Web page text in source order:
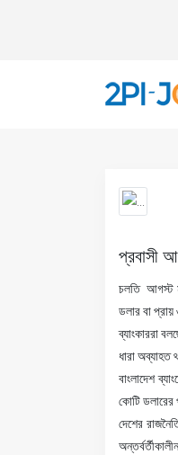
প্রবাসী
চলতি আগস্ট
ডলার বা
ব্যাংকাররা
ধারা
বাংলাদেশ
কোটি
দেশের